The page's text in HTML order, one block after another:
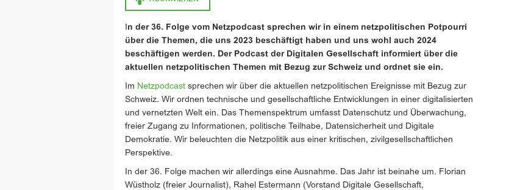
n der 36. Folge vom Netzpodcast sprechen wir in einem netzpolitischen Potpourri
über die Themen, die uns 2023 beschäftigt haben und uns wohl auch 2024
beschäftigen werden. Der Podcast der Digitalen Gesellschaft informiert über die
aktuellen netzpolitischen Themen mit Bezug zur Schweiz und ordnet sie ein.
Im Netzpodcast sprechen wir über die aktuellen netzpolitischen Ereignisse mit Bezug zur
Schweiz. Wir ordnen technische und gesellschaftliche Entwicklungen in einer digitalisierten
und vernetzten Welt ein. Das Themenspektrum umfasst Datenschutz und Überwachung,
freier Zugang zu Informationen, politische Teilhabe, Datensicherheit und Digitale
Demokratie. Wir beleuchten die Netzpolitik aus einer kritischen, zivilgesellschaftlichen
Perspektive.
In der 36. Folge machen wir allerdings eine Ausnahme. Das Jahr ist beinahe um. Florian
Wüstholz (freier Journalist), Rahel Estermann (Vorstand Digitale Gesellschaft,